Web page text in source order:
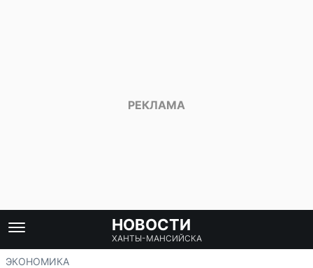
НОВОСТИ
ХАНТЫ-МАНСИЙСКА
ЭКОНОМИКА